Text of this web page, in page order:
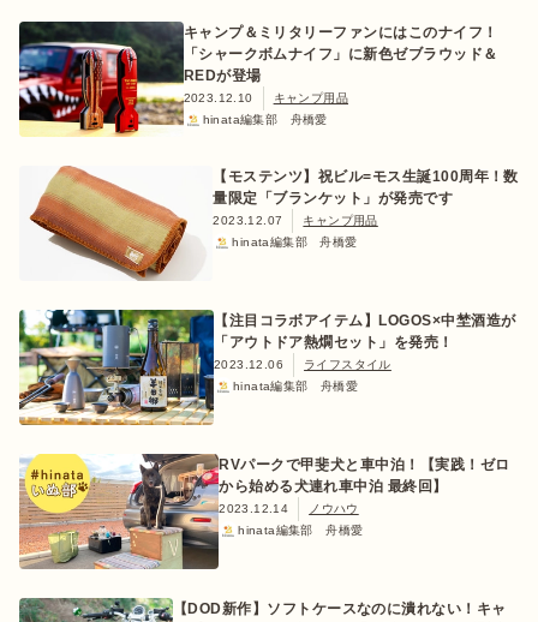
キャンプ＆ミリタリーファンにはこのナイフ！
「シャークボムナイフ」に新色ゼブラウッド＆
REDが登場
2023.12.10
キャンプ用品
hinata編集部 舟橋愛
【モステンツ】祝ビル=モス生誕100周年！数
量限定「ブランケット」が発売です
2023.12.07
キャンプ用品
hinata編集部 舟橋愛
【注目コラボアイテム】LOGOS×中埜酒造が
「アウトドア熱燗セット」を発売！
2023.12.06
ライフスタイル
hinata編集部 舟橋愛
RVパークで甲斐犬と車中泊！【実践！ゼロ
から始める犬連れ車中泊 最終回】
2023.12.14
ノウハウ
hinata編集部 舟橋愛
【DOD新作】ソフトケースなのに潰れない！キャ